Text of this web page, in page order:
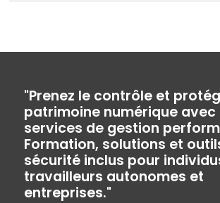
"Prenez le contrôle et
patrimoine numérique avec
services de gestion
Formation, solutions et
sécurité inclus pour
travailleurs autonomes et
entreprises."